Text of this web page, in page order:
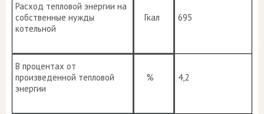
Расход тепловой энергии на
собственные нужды
котельной
Гкал 695
В процентах от
произведенной тепловой
энергии
% 4,2